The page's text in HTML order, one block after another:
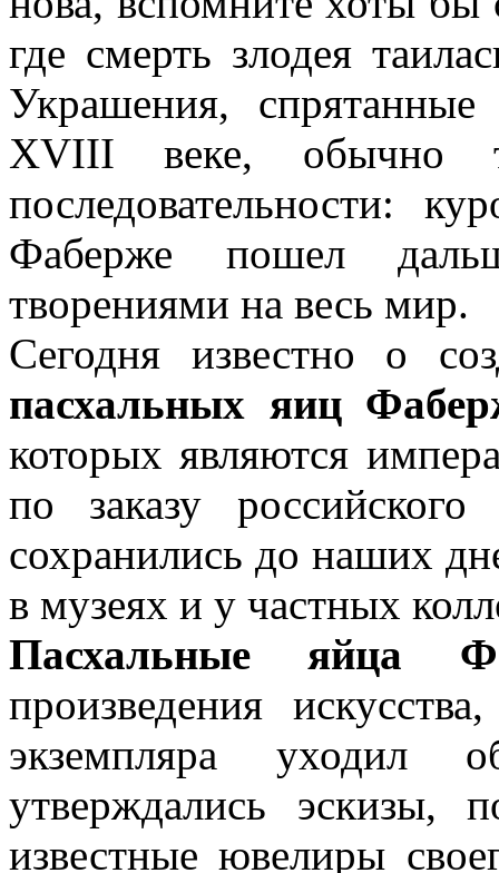
где смерть злодея
Украшения,
XVIII веке, обычно
последовательности:
Фаберже пошел
творениями на весь мир.
Сегодня известно о
пасхальных яиц
которых являются
по заказу
сохранились до наших
в музеях и у частных
Пасхальные яйца
произведения
экземпляра уходил
утверждались эскизы,
известные ювелиры